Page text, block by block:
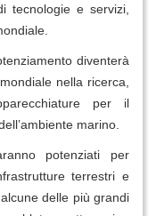
tecnologie e servizi,
diventerà
nella ricerca,
per il
marino.
potenziati per
terrestri e
delle più grandi